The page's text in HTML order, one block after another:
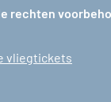
rechten
vliegtickets